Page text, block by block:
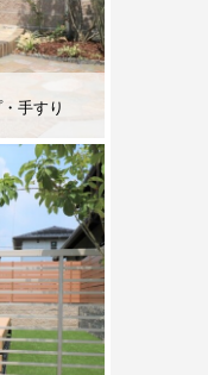
手すり